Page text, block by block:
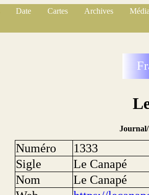
Date Cartes Archives
Numéro
1333
Sigle
Le Canapé
Nom
Le Canapé